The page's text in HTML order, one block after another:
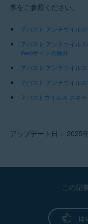
事をご参照ください。
アバスト アンチウイル
アバスト アンチウイル
Webサイトの除外
アバスト アンチウイル
アバスト アンチウイル
アバストウイルス スキ
アップデート日： 2025
この記
は